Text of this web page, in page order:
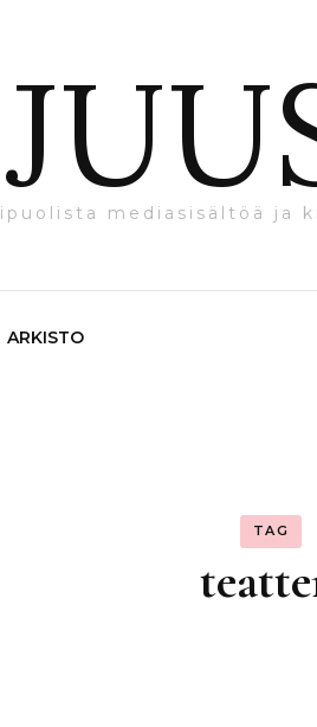
mediasisältöä ja
ARKISTO
TAG